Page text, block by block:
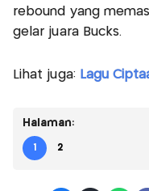
rebound yang
gelar juara Bucks.
Lihat juga: Lagu
Halaman:
1 2